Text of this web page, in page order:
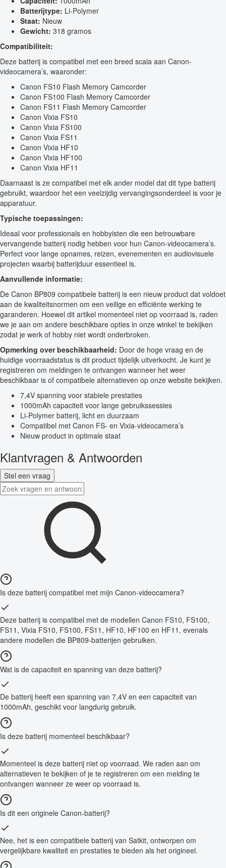
Batterijtype: Li-Polymer
Staat: Nieuw
Gewicht: 318 gramos
Compatibiliteit:
Deze batterij is compatibel met een breed scala aan Canon-
videocamera’s, waaronder:
Canon FS10 Flash Memory Camcorder
Canon FS100 Flash Memory Camcorder
Canon FS11 Flash Memory Camcorder
Canon Vixia FS10
Canon Vixia FS100
Canon Vixia FS11
Canon Vixia HF10
Canon Vixia HF100
Canon Vixia HF11
Daarnaast is ze compatibel met elk ander model dat dit type batterij
gebruikt, waardoor het een veelzijdig vervangingsonderdeel is voor je
apparatuur.
Typische toepassingen:
Ideaal voor professionals en hobbyisten die een betrouwbare
vervangende batterij nodig hebben voor hun Canon-videocamera’s.
Perfect voor lange opnames, reizen, evenementen en audiovisuele
projecten waarbij batterijduur essentieel is.
Aanvullende informatie:
De Canon BP809 compatibele batterij is een nieuw product dat voldoet
aan de kwaliteitsnormen om een veilige en efficiënte werking te
garanderen. Hoewel dit artikel momenteel niet op voorraad is, raden
we je aan om andere beschikbare opties in onze winkel te bekijken
zodat je werk of hobby niet wordt onderbroken.
Opmerking over beschikbaarheid: Door de hoge vraag en de
huidige voorraadstatus is dit product tijdelijk uitverkocht. Je kunt je
registreren om meldingen te ontvangen wanneer het weer
beschikbaar is of compatibele alternatieven op onze website bekijken.
7,4V spanning voor stabiele prestaties
1000mAh capaciteit voor lange gebruikssessies
Li-Polymer batterij, licht en duurzaam
Compatibel met Canon FS- en Vixia-videocamera’s
Nieuw product in optimale staat
Klantvragen & Antwoorden
Stel een vraag
Is deze batterij compatibel met mijn Canon-videocamera?
Deze batterij is compatibel met de modellen Canon FS10, FS100,
FS11, Vixia FS10, FS100, FS11, HF10, HF100 en HF11, evenals
andere modellen die BP809-batterijen gebruiken.
Wat is de capaciteit en spanning van deze batterij?
De batterij heeft een spanning van 7,4V en een capaciteit van
1000mAh, geschikt voor langdurig gebruik.
Is deze batterij momenteel beschikbaar?
Momenteel is deze batterij niet op voorraad. We raden aan om
alternatieven te bekijken of je te registreren om een melding te
ontvangen wanneer ze weer op voorraad is.
Is dit een originele Canon-batterij?
Nee, het is een compatibele batterij van Satkit, ontworpen om
vergelijkbare kwaliteit en prestaties te bieden als het origineel.